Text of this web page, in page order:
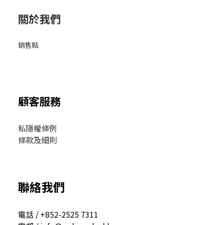
關於我們
銷售點
顧客服務
私隱權條例
條款及細則
聯絡我們
電話 / +852-2525 7311